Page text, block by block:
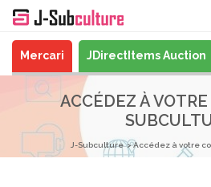
Mercari JDirectItems Auction
ACCÉDEZ À
J-Subculture Accédez à votre